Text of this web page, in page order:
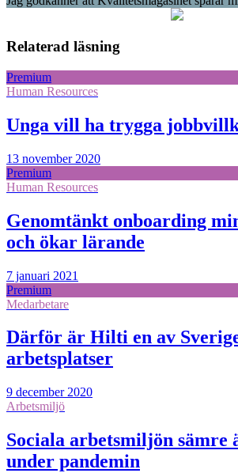
Relaterad läsning
Premium
Human Resources
Unga vill ha trygga
13 november 2020
Premium
Human Resources
Genomtänkt onboarding
och ökar lärande
7 januari 2021
Premium
Medarbetare
Därför är Hilti en av
arbetsplatser
9 december 2020
Arbetsmiljö
Sociala arbetsmiljön sämre
under pandemin